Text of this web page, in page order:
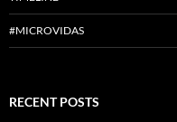
#MICROVIDAS
RECENT POSTS